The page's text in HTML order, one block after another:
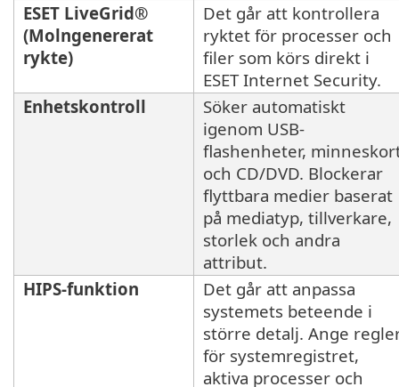
ESET LiveGrid®
(Molngenererat
rykte)
Det går att kontrollera
ryktet för processer och
filer som körs direkt i
ESET Internet Security.
Enhetskontroll
Söker automatiskt
igenom USB-
flashenheter,
och CD/DVD. Blockerar
flyttbara medier baserat
på mediatyp, tillverkare,
storlek och andra
attribut.
HIPS-funktion
Det går att anpassa
systemets beteende i
större detalj. Ange
för systemregistret,
aktiva processer och